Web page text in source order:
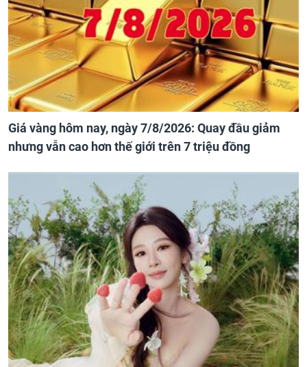
Giá vàng hôm nay, ngày 7/8/2026: Quay đầu giảm
nhưng vẫn cao hơn thế giới trên 7 triệu đồng